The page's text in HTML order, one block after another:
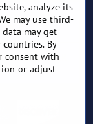
REFUND
& LETTER
analyze its
may use third-
may get
By
consent with
or adjust